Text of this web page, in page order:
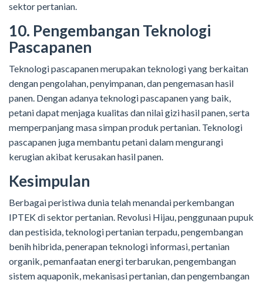
sektor pertanian.
10. Pengembangan Teknologi
Pascapanen
Teknologi pascapanen merupakan teknologi yang berkaitan
dengan pengolahan, penyimpanan, dan pengemasan hasil
panen. Dengan adanya teknologi pascapanen yang baik,
petani dapat menjaga kualitas dan nilai gizi hasil panen, serta
memperpanjang masa simpan produk pertanian. Teknologi
pascapanen juga membantu petani dalam mengurangi
kerugian akibat kerusakan hasil panen.
Kesimpulan
Berbagai peristiwa dunia telah menandai perkembangan
IPTEK di sektor pertanian. Revolusi Hijau, penggunaan pupuk
dan pestisida, teknologi pertanian terpadu, pengembangan
benih hibrida, penerapan teknologi informasi, pertanian
organik, pemanfaatan energi terbarukan, pengembangan
sistem aquaponik, mekanisasi pertanian, dan pengembangan